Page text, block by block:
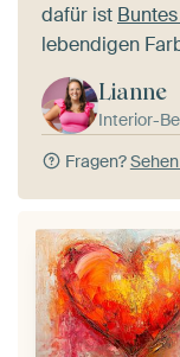
dafür ist
lebendigen
Lianne
Interior-
Fragen?